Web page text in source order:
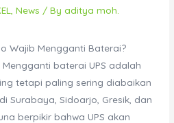
,News / Byaditya moh.
Wajib Mengganti Baterai?
baterai UPS adalah
tetapi paling sering diabaikan
Surabaya, Sidoarjo, Gresik, dan
berpikir bahwa UPS akan